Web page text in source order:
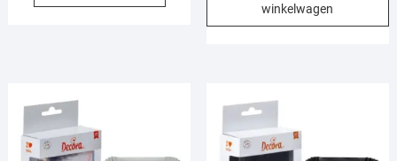
winkelwagen